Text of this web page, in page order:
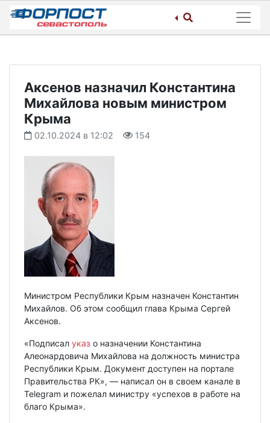
Skip
content
Аксенов назначил Константина
Михайлова новым министром
Крыма
02.10.2024 в 12:02 154
Министром Республики Крым назначен Константин
Михайлов. Об этом сообщил глава Крыма Сергей
Аксенов.
«Подписал указ о назначении Константина
Алеонардовича Михайлова на должность министра
Республики Крым. Документ доступен на портале
Правительства РК», — написал он в своем канале в
Telegram и пожелал министру «успехов в работе на
благо Крыма».